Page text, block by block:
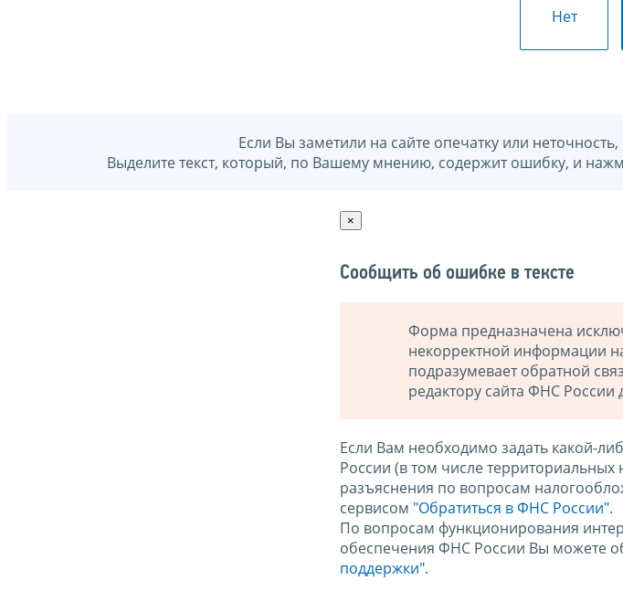
Нет
Если Вы заметили на сайте опечатку или
Выделите текст, который, по Вашему мнению, содержит ошибку, и
×
Сообщить об ошибке в тексте
Форма предназначена
некорректной информации
подразумевает обратной
редактору сайта ФНС России
Если Вам необходимо задать какой-
России (в том числе
разъяснения по вопросам
сервисом "Обратиться в ФНС России".
По вопросам функционирования
обеспечения ФНС России Вы можете
поддержки".